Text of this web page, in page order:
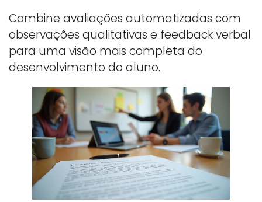
Combine avaliações automatizadas com
observações qualitativas e feedback verbal
para uma visão mais completa do
desenvolvimento do aluno.